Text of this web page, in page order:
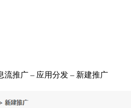
流推广 – 应用分发 – 新建推广